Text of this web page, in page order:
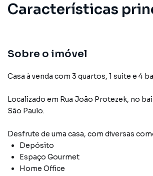
Características
Sobre o imóvel
Casa à venda com 3 quartos, 1 suite e 4
Localizado em Rua João Protezek, no
São Paulo.
Desfrute de uma casa, com diversas
Depósito
Espaço Gourmet
Home Office